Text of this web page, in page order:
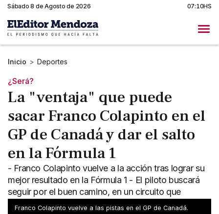
Sábado 8 de Agosto de 2026 07:10HS
Inicio > Deportes
¿Será?
La "ventaja" que puede
sacar Franco Colapinto en el
GP de Canadá y dar el salto
en la Fórmula 1
- Franco Colapinto vuelve a la acción tras lograr su
mejor resultado en la Fórmula 1 - El piloto buscará
seguir por el buen camino, en un circuito que
conoce
Franco Colapinto vuelve a las pistas en el GP de Canadá.